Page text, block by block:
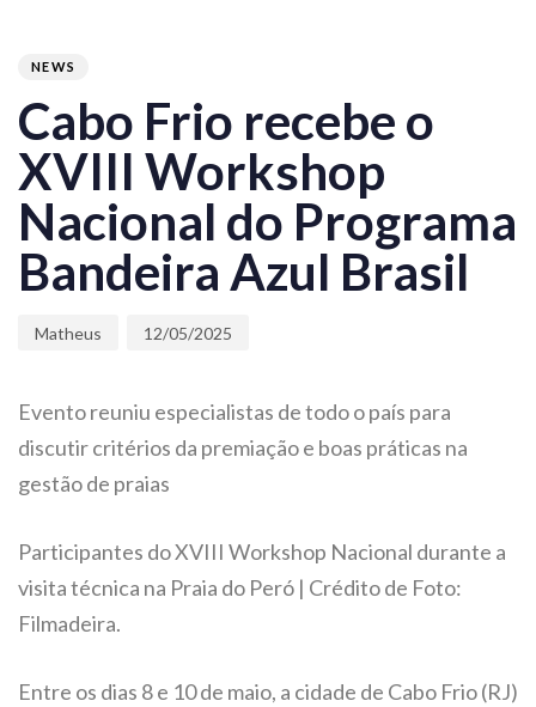
NEWS
Cabo Frio recebe o
XVIII Workshop
Nacional do Programa
Bandeira Azul Brasil
Matheus 12/05/2025
Evento reuniu especialistas de todo o país para
discutir critérios da premiação e boas práticas na
gestão de praias
Participantes do XVIII Workshop Nacional durante a
visita técnica na Praia do Peró | Crédito de Foto:
Filmadeira.
Entre os dias 8 e 10 de maio, a cidade de Cabo Frio (RJ)